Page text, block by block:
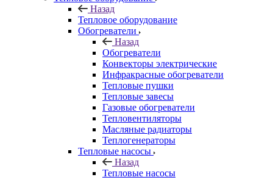
Назад
Тепловое оборудование
Обогреватели
Назад
Обогреватели
Конвекторы электрические
Инфракрасные обогреватели
Тепловые пушки
Тепловые завесы
Газовые обогреватели
Тепловентиляторы
Масляные радиаторы
Теплогенераторы
Тепловые насосы
Назад
Тепловые насосы